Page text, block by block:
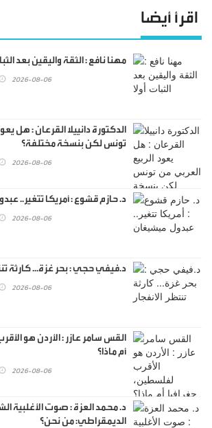
اقرأ أيضا
مهنا نافع : الثقة واليقين بعد
2026-08-06
الدكتورة دانييلا القرعان : هل
تونس لكن بنسخة مختلفة؟
2026-08-06
د. حازم قشوع : أمريكا تتغير..
2026-08-06
د.فيفي حجي : بحر غزة... كارثة
2026-08-06
القس سامر عازر : الأردن هو
أم ماذا؟
2026-08-06
د. محمد العزة : صوت الأغلبية
الديمقراطي: من نحن؟